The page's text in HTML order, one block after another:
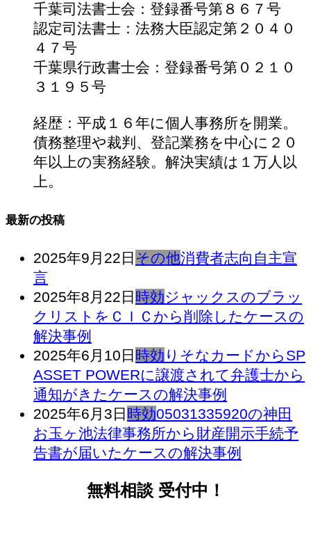
千葉司法書士会：登録番号第８６７号
認定司法書士：法務大臣認定第２０４０
４７号
千葉県行政書士会：登録番号第０２１０
３１９５号
経歴：平成１６年に個人事務所を開業。
債務整理や裁判、登記業務を中心に２０
年以上の実務経験。解決実績は１万人以
上。
最新の投稿
2025年9月22日 その他消費者志向自主宣
言
2025年8月22日 時効ジャックスのブラッ
クリストをＣＩＣから削除したケースの
解決事例
2025年6月10日 時効 りそなカードからSP
ASSET POWERに譲渡されて弁護士から
通知がきたケースの解決事例
2025年6月3日 時効05031335920の神田
お玉ヶ池法律事務所から財産開示手続予
告書が届いたケースの解決事例
無料相談 受付中！